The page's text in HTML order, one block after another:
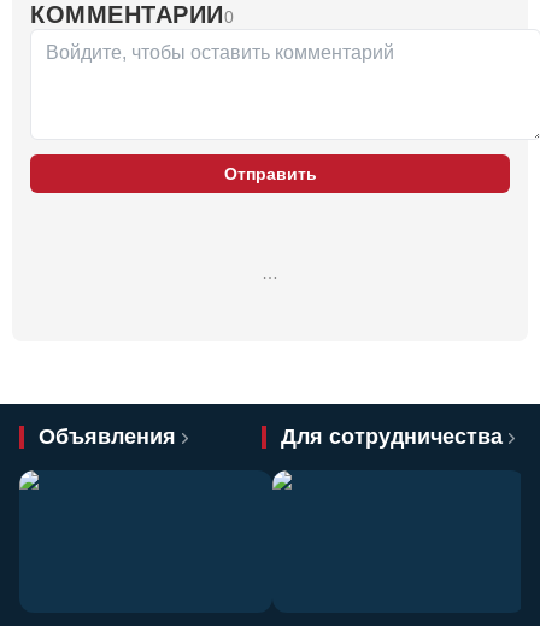
КОММЕНТАРИИ0
Отправить
…
Объявления Для сотрудничества